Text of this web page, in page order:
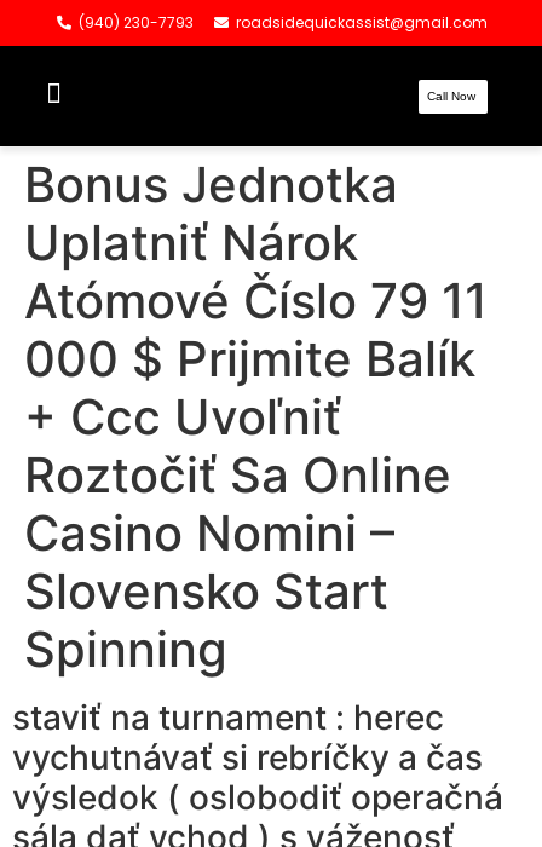
(940) 230-7793 roadsidequickassist@gmail.com
Call Now
Bonus Jednotka
Uplatniť Nárok
Atómové Číslo 79 11
000 $ Prijmite Balík
+ Ccc Uvoľniť
Roztočiť Sa Online
Casino Nomini –
Slovensko Start
Spinning
staviť na turnament : herec
vychutnávať si rebríčky a čas
výsledok ( oslobodiť operačná
sála dať vchod ) s váženosť